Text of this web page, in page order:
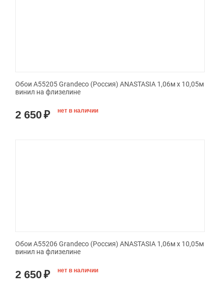
Обои A55205 Grandeco (Россия) ANASTASIA 1,06м х 10,05м
винил на флизелине
2 650₽ нет в наличии
Обои A55206 Grandeco (Россия) ANASTASIA 1,06м х 10,05м
винил на флизелине
2 650₽ нет в наличии